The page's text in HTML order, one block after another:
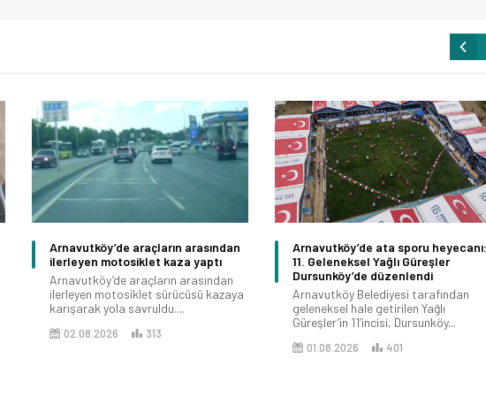
Arnavutköy’de araçların arasından
ilerleyen motosiklet kaza yaptı
Arnavutköy’de araçların arasından
ilerleyen motosiklet sürücüsü kazaya
karışarak yola savruldu....
02.08.2026 313
Arnavutköy’de ata sporu heyecanı:
11. Geleneksel Yağlı Güreşler
Dursunköy’de düzenlendi
Arnavutköy Belediyesi tarafından
geleneksel hale getirilen Yağlı
Güreşler’in 11’incisi, Dursunköy...
01.08.2026 401